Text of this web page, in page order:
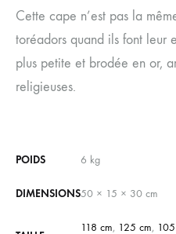
Cette cape n’est pas la
toréadors quand ils font leur
plus petite et brodée en or,
religieuses.
POIDS 6 kg
DIMENSIONS50 × 15 × 30 cm
118 cm, 125 cm,